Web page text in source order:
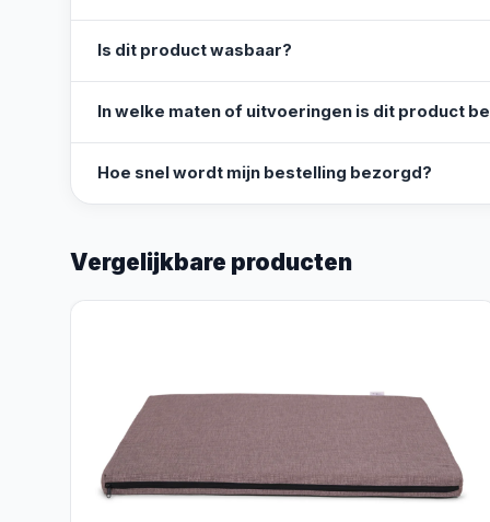
Is dit product wasbaar?
In welke maten of uitvoeringen is dit product
Hoe snel wordt mijn bestelling bezorgd?
Vergelijkbare producten